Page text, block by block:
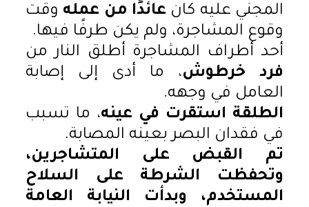
المجني عليه كان عائدًا من عمله وقت
وقوع المشاجرة، ولم يكن طرفًا فيها.
أحد أطراف المشاجرة أطلق النار من
فرد خرطوش، ما أدى إلى إصابة
العامل في وجهه.
الطلقة استقرت في عينه، ما تسبب
في فقدان البصر بعينه المصابة.
تم القبض على المتشاجرين،
وتحفظت الشرطة على السلاح
المستخدم، وبدأت النيابة العامة